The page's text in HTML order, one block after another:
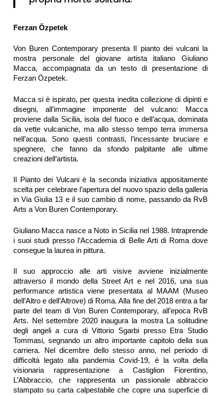
Ferzan Özpetek
Von Buren Contemporary presenta Il pianto dei vulcani la
mostra personale del giovane artista italiano Giuliano
Macca, accompagnata da un testo di presentazione di
Ferzan Özpetek.
Macca si è ispirato, per questa inedita collezione di dipinti e
disegni, all’immagine imponente del vulcano: Macca
proviene dalla Sicilia, isola del fuoco e dell’acqua, dominata
da vette vulcaniche, ma allo stesso tempo terra immersa
nell’acqua. Sono questi contrasti, l’incessante bruciare e
spegnere, che fanno da sfondo palpitante alle ultime
creazioni dell’artista.
Il Pianto dei Vulcani è la seconda iniziativa appositamente
scelta per celebrare l’apertura del nuovo spazio della galleria
in Via Giulia 13 e il suo cambio di nome, passando da RvB
Arts a Von Buren Contemporary.
​Giuliano Macca nasce a Noto in Sicilia nel 1988. Intraprende
i suoi studi presso l’Accademia di Belle Arti di Roma dove
consegue la laurea in pittura.
Il suo approccio alle arti visive avviene inizialmente
attraverso il mondo della Street Art e nel 2016, una sua
performance artistica viene presentata al MAAM (Museo
dell’Altro e dell’Altrove) di Roma. Alla fine del 2018 entra a far
parte del team di Von Buren Contemporary, all’epoca RvB
Arts. Nel settembre 2020 inaugura la mostra La solitudine
degli angeli a cura di Vittorio Sgarbi presso Etra Studio
Tommasi, segnando un altro importante capitolo della sua
carriera. Nel dicembre dello stesso anno, nel periodo di
difficoltà legato alla pandemia Covid-19, è la volta della
visionaria rappresentazione a Castiglion Fiorentino,
L’Abbraccio, che rappresenta un passionale abbraccio
stampato su carta calpestabile che copre una superficie di